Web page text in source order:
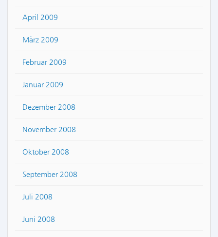
April 2009
März 2009
Februar 2009
Januar 2009
Dezember 2008
November 2008
Oktober 2008
September 2008
Juli 2008
Juni 2008